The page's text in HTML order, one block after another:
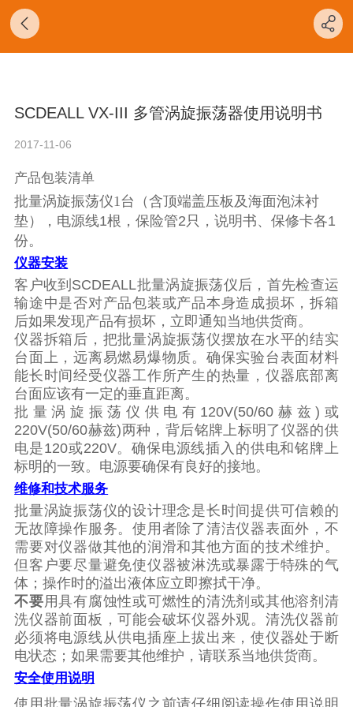
规定》 ，免费域名不支持评论、留言功能与内容显示，
SCDEALL VX-III 多管涡旋振荡器使用说明书
2017-11-06
产品包装清单
批量涡旋振荡仪1 台（含顶端盖压板及海面泡沫衬
垫），电源线1根，保险管2 只，说明书、保修卡各1
份。
仪器安装
客户收到 SCDEALL批量涡旋振荡仪后，首先检查运
输途中是否对产品包装或产品本身造成损坏，拆箱
后如果发现产品有损坏，立即通知当地供货商。
仪器拆箱后，把批量涡旋振荡仪摆放在水平的结实
台面上，远离易燃易爆物质。确保实验台表面材料
能长时间经受仪器工作所产生的热量，仪器底部离
台面应该有一定的垂直距离。
批量涡旋振荡仪 供电有 120V(50/60 赫兹) 或
220V(50/60赫兹)两种，背后铭牌上标明了仪器的供
电是120或220V。确保电源线插入的供电和铭牌上
标明的一致。电源要确保有良好的接地。
维修和技术服务
批量涡旋振荡仪的设计理念是长时间提供可信赖的
无故障操作服务。使用者除了清洁仪器表面外，不
需要对仪器做其他的润滑和其他方面的技术维护。
但客户要尽量避免使仪器被淋洗或暴露于特殊的气
体；操作时的溢出液体应立即擦拭干净。
不要用具有腐蚀性或可燃性的清洗剂或其他溶剂清
洗仪器前面板，可能会破坏仪器外观。清洗仪器前
必须将电源线从供电插座上拔出来，使仪器处于断
电状态；如果需要其他维护，请联系当地供货商。
安全使用说明
使用 批量涡旋振荡仪 之前请仔细阅读操作使用说明